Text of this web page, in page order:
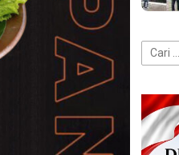
Cari
untuk: